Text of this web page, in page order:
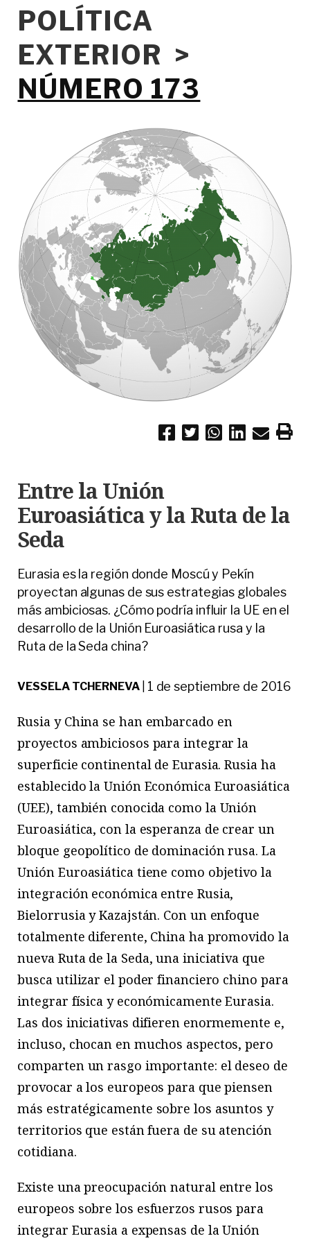
POLÍTICA
EXTERIOR >
NÚMERO 173
Entre la Unión
Euroasiática y la Ruta de la
Seda
Eurasia es la región donde Moscú y Pekín
proyectan algunas de sus estrategias globales
más ambiciosas. ¿Cómo podría influir la UE en el
desarrollo de la Unión Euroasiática rusa y la
Ruta de la Seda china?
VESSELA TCHERNEVA| 1 de septiembre de 2016
Rusia y China se han embarcado en
proyectos ambiciosos para integrar la
superficie continental de Eurasia. Rusia ha
establecido la Unión Económica Euroasiática
(UEE), también conocida como la Unión
Euroasiática, con la esperanza de crear un
bloque geopolítico de dominación rusa. La
Unión Euroasiática tiene como objetivo la
integración económica entre Rusia,
Bielorrusia y Kazajstán. Con un enfoque
totalmente diferente, China ha promovido la
nueva Ruta de la Seda, una iniciativa que
busca utilizar el poder financiero chino para
integrar física y económicamente Eurasia.
Las dos iniciativas difieren enormemente e,
incluso, chocan en muchos aspectos, pero
comparten un rasgo importante: el deseo de
provocar a los europeos para que piensen
más estratégicamente sobre los asuntos y
territorios que están fuera de su atención
cotidiana.
Existe una preocupación natural entre los
europeos sobre los esfuerzos rusos para
integrar Eurasia a expensas de la Unión